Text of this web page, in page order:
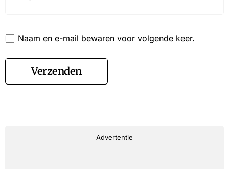
Naam en e-mail bewaren voor volgende keer.
Verzenden
Advertentie